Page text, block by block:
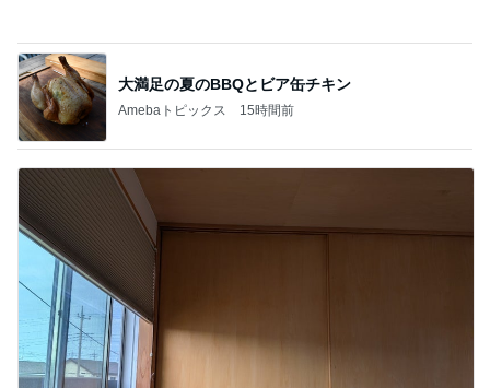
天井の木が落ち着く心地良い寝室
Amebaトピックス 1日前
アグネス 孫と一緒に行くプール